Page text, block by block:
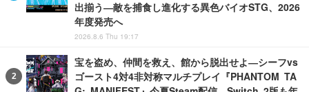
出揃う―敵を捕食し進化する異色バイオSTG、2026
年度発売へ
2026.8.6 Thu 19:17
宝を盗め、仲間を救え、館から脱出せよ―シーフvs
ゴースト4対4非対称マルチプレイ『PHANTOM TA